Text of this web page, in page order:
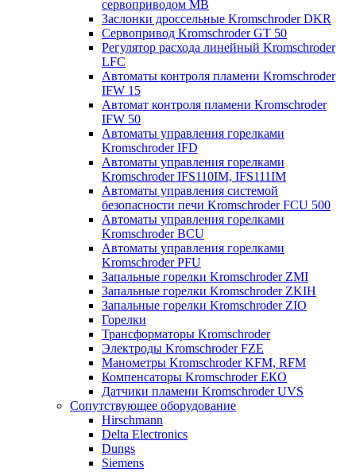
сервоприводом МВ
Заслонки дроссельные Kromschroder DKR
Cервопривод Kromschroder GT 50
Регулятор расхода линейный Kromschroder
LFC
Автоматы контроля пламени Kromschroder
IFW 15
Автомат контроля пламени Kromschroder
IFW 50
Автоматы управления горелками
Kromschroder IFD
Автоматы управления горелками
Kromschroder IFS110IM, IFS111IM
Автоматы управления системой
безопасности печи Kromschroder FCU 500
Автоматы управления горелками
Kromschroder BCU
Автоматы управления горелками
Kromschroder PFU
Запальные горелки Kromschroder ZМI
Запальные горелки Kromschroder ZKIH
Запальные горелки Kromschroder ZIO
Горелки
Трансформаторы Kromschroder
Электроды Kromschroder FZE
Манометры Kromschroder KFM, RFM
Компенсаторы Kromschroder ЕКО
Датчики пламени Kromschroder UVS
Сопутствующее оборудование
Hirschmann
Delta Electronics
Dungs
Siemens